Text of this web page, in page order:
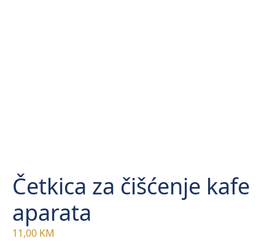
Četkica za čišćenje kafe
aparata
11,00 KM